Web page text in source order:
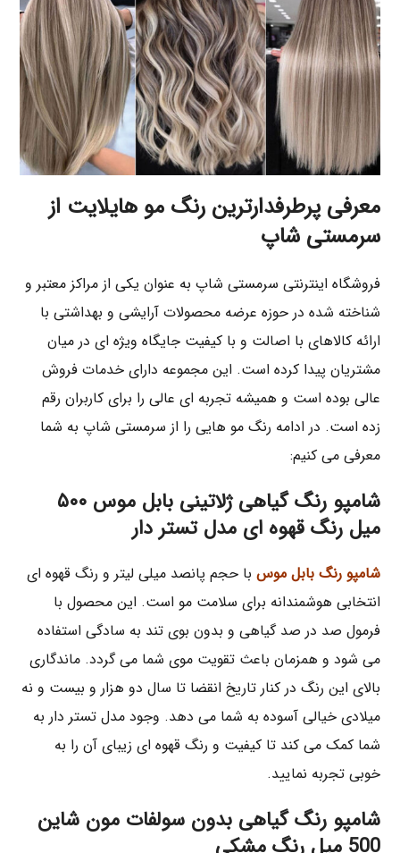
معرفی پرطرفدارترین رنگ مو هایلایت از
سرمستی شاپ
فروشگاه اینترنتی سرمستی شاپ به عنوان یکی از مراکز معتبر و
شناخته شده در حوزه عرضه محصولات آرایشی و بهداشتی با
ارائه کالاهای با اصالت و با کیفیت جایگاه ویژه ای در میان
مشتریان پیدا کرده است. این مجموعه دارای خدمات فروش
عالی بوده است و همیشه تجربه ای عالی را برای کاربران رقم
زده است. در ادامه رنگ مو هایی را از سرمستی شاپ به شما
معرفی می کنیم:
شامپو رنگ گیاهی ژلاتینی بابل موس ۵۰۰
میل رنگ قهوه ای مدل تستر دار
شامپو رنگ بابل موس با حجم پانصد میلی لیتر و رنگ قهوه ای
انتخابی هوشمندانه برای سلامت مو است. این محصول با
فرمول صد در صد گیاهی و بدون بوی تند به سادگی استفاده
می شود و همزمان باعث تقویت موی شما می گردد. ماندگاری
بالای این رنگ در کنار تاریخ انقضا تا سال دو هزار و بیست و نه
میلادی خیالی آسوده به شما می دهد. وجود مدل تستر دار به
شما کمک می کند تا کیفیت و رنگ قهوه ای زیبای آن را به
خوبی تجربه نمایید.
شامپو رنگ گیاهی بدون سولفات مون شاین
500 میل رنگ مشکی